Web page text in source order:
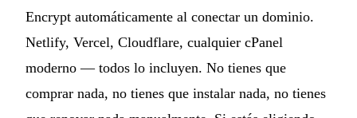
Encrypt automáticamente al conectar un dominio.
Netlify, Vercel, Cloudflare, cualquier cPanel
moderno — todos lo incluyen. No tienes que
comprar nada, no tienes que instalar nada, no tienes